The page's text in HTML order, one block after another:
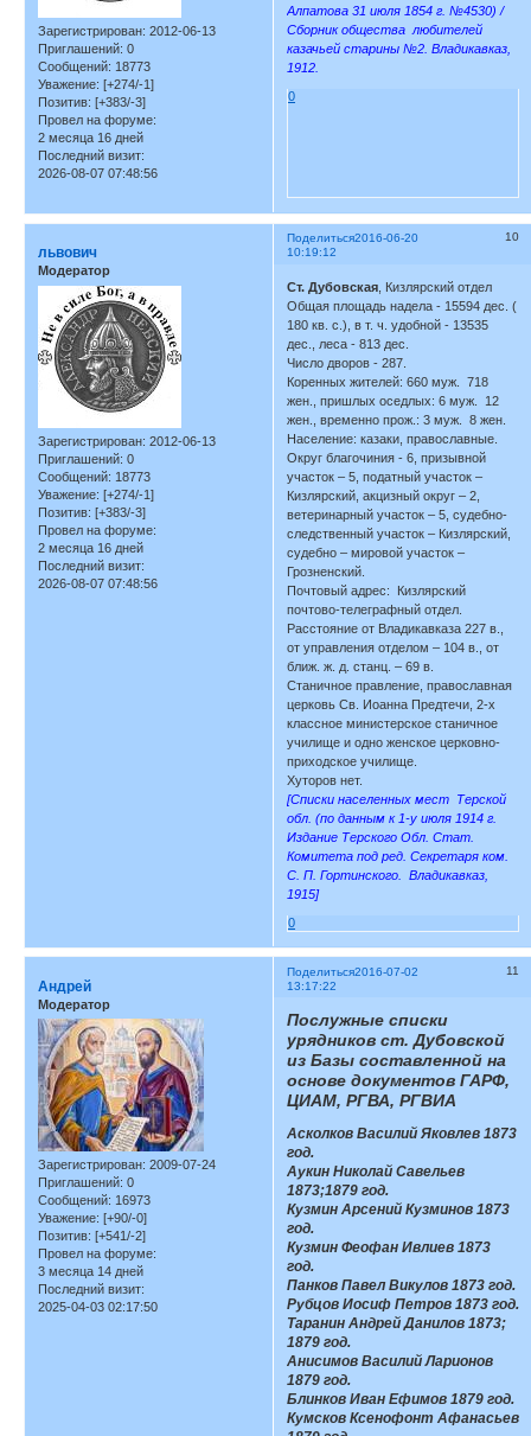
Зарегистрирован: 2012-06-13
Приглашений: 0
Сообщений: 18773
Уважение: [+274/-1]
Позитив: [+383/-3]
Провел на форуме:
2 месяца 16 дней
Последний визит:
2026-08-07 07:48:56
Алпатова 31 июля 1854 г. №4530) /
Сборник общества любителей
казачьей старины №2. Владикавказ,
1912.
0
Поделиться 10
2016-06-20
10:19:12
львович
Модератор
Зарегистрирован: 2012-06-13
Приглашений: 0
Сообщений: 18773
Уважение: [+274/-1]
Позитив: [+383/-3]
Провел на форуме:
2 месяца 16 дней
Последний визит:
2026-08-07 07:48:56
Ст. Дубовская , Кизлярский отдел
Общая площадь надела - 15594 дес. (
180 кв. с.), в т. ч. удобной - 13535
дес., леса - 813 дес.
Число дворов - 287.
Коренных жителей: 660 муж. 718
жен., пришлых оседлых: 6 муж. 12
жен., временно прож.: 3 муж. 8 жен.
Население: казаки, православные.
Округ благочиния - 6, призывной
участок – 5, податный участок –
Кизлярский, акцизный округ – 2,
ветеринарный участок – 5, судебно-
следственный участок – Кизлярский,
судебно – мировой участок –
Грозненский.
Почтовый адрес: Кизлярский
почтово-телеграфный отдел.
Расстояние от Владикавказа 227 в.,
от управления отделом – 104 в., от
ближ. ж. д. станц. – 69 в.
Станичное правление, православная
церковь Св. Иоанна Предтечи, 2-х
классное министерское станичное
училище и одно женское церковно-
приходское училище.
Хуторов нет.
[Списки населенных мест Терской
обл. (по данным к 1-у июля 1914 г.
Издание Терского Обл. Стат.
Комитета под ред. Секретаря ком.
С. П. Гортинского. Владикавказ,
1915]
0
Поделиться 11
2016-07-02
13:17:22
Андрей
Модератор
Зарегистрирован: 2009-07-24
Приглашений: 0
Сообщений: 16973
Уважение: [+90/-0]
Позитив: [+541/-2]
Провел на форуме:
3 месяца 14 дней
Последний визит:
2025-04-03 02:17:50
Послужные списки
урядников ст. Дубовской
из Базы составленной на
основе документов ГАРФ,
ЦИАМ, РГВА, РГВИА
Асколков Василий Яковлев 1873
год.
Аукин Николай Савельев
1873;1879 год.
Кузмин Арсений Кузминов 1873
год.
Кузмин Феофан Ивлиев 1873
год.
Панков Павел Викулов 1873 год.
Рубцов Иосиф Петров 1873 год.
Таранин Андрей Данилов 1873;
1879 год.
Анисимов Василий Ларионов
1879 год.
Блинков Иван Ефимов 1879 год.
Кумсков Ксенофонт Афанасьев